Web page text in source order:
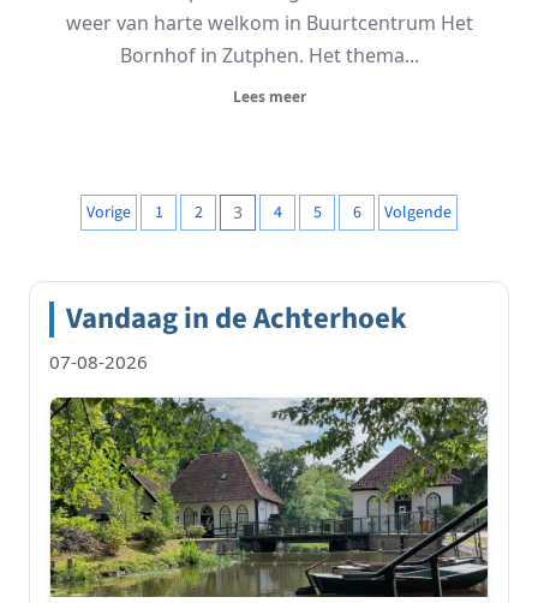
weer van harte welkom in Buurtcentrum Het
Bornhof in Zutphen. Het thema...
Lees meer
Berichten
Vorige 1 2 3 4 5 6 Volgende
Vandaag in de Achterhoek
07-08-2026